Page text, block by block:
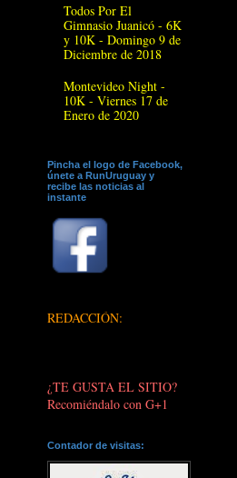
Todos Por El
Gimnasio Juanicó - 6K
y 10K - Domingo 9 de
Diciembre de 2018
Montevideo Night -
10K - Viernes 17 de
Enero de 2020
Pincha el logo de Facebook,
únete a RunUruguay y
recibe las noticias al
instante
REDACCIÓN:
¿TE GUSTA EL SITIO?
Recomiéndalo con G+1
Contador de visitas: